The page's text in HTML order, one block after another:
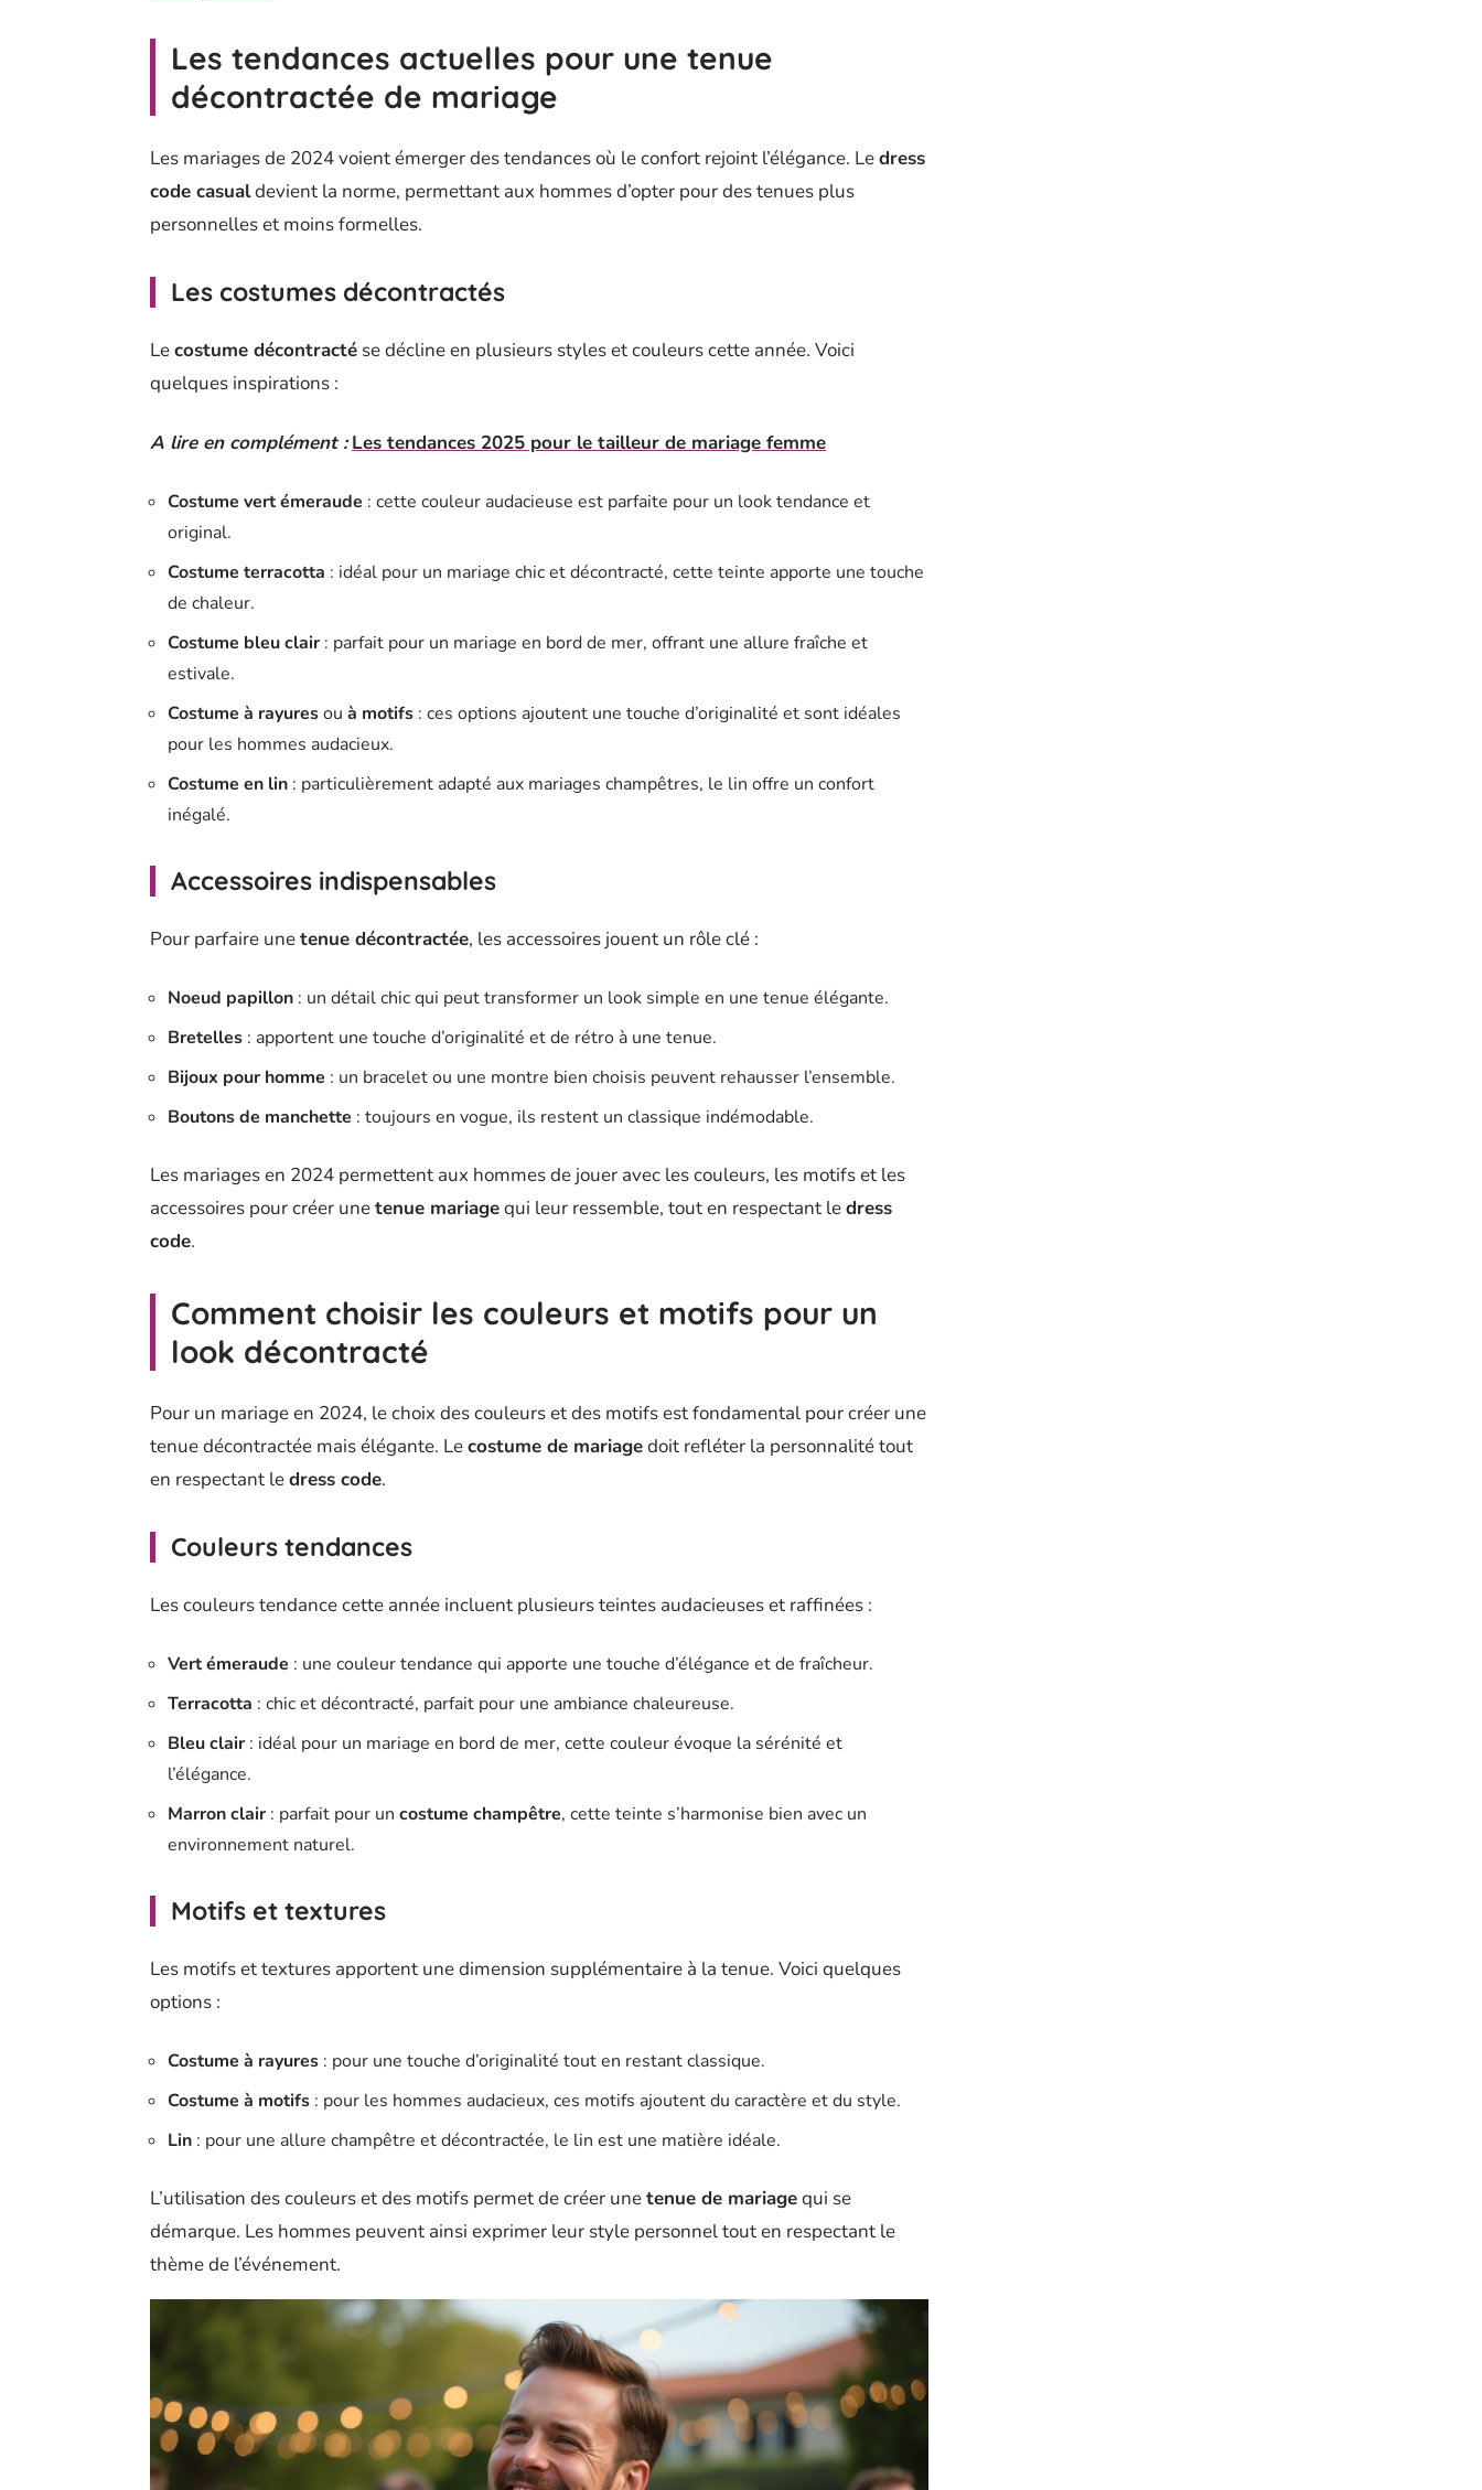
Les tendances actuelles pour une tenue
décontractée de mariage
Les mariages de 2024 voient émerger des tendances où le confort rejoint l’élégance. Ledress
code casualdevient la norme, permettant aux hommes d’opter pour des tenues plus
personnelles et moins formelles.
Les costumes décontractés
Lecostume décontracté se décline en plusieurs styles et couleurs cette année. Voici
quelques inspirations :
A lire en complément : Les tendances 2025 pour le tailleur de mariage femme
Costume vert émeraude : cette couleur audacieuse est parfaite pour un look tendance et
original.
Costume terracotta : idéal pour un mariage chic et décontracté, cette teinte apporte une touche
de chaleur.
Costume bleu clair : parfait pour un mariage en bord de mer, offrant une allure fraîche et
estivale.
Costume à rayuresou à motifs : ces options ajoutent une touche d’originalité et sont idéales
pour les hommes audacieux.
Costume en lin : particulièrement adapté aux mariages champêtres, le lin offre un confort
inégalé.
Accessoires indispensables
Pour parfaire unetenue décontractée, les accessoires jouent un rôle clé :
Noeud papillon : un détail chic qui peut transformer un look simple en une tenue élégante.
Bretelles : apportent une touche d’originalité et de rétro à une tenue.
Bijoux pour homme : un bracelet ou une montre bien choisis peuvent rehausser l’ensemble.
Boutons de manchette : toujours en vogue, ils restent un classique indémodable.
Les mariages en 2024 permettent aux hommes de jouer avec les couleurs, les motifs et les
accessoires pour créer unetenue mariagequi leur ressemble, tout en respectant ledress
code.
Comment choisir les couleurs et motifs pour un
look décontracté
Pour un mariage en 2024, le choix des couleurs et des motifs est fondamental pour créer une
tenue décontractée mais élégante. Lecostume de mariagedoit refléter la personnalité tout
en respectant ledress code.
Couleurs tendances
Les couleurs tendance cette année incluent plusieurs teintes audacieuses et raffinées :
Vert émeraude : une couleur tendance qui apporte une touche d’élégance et de fraîcheur.
Terracotta : chic et décontracté, parfait pour une ambiance chaleureuse.
Bleu clair : idéal pour un mariage en bord de mer, cette couleur évoque la sérénité et
l’élégance.
Marron clair : parfait pour un costume champêtre, cette teinte s’harmonise bien avec un
environnement naturel.
Motifs et textures
Les motifs et textures apportent une dimension supplémentaire à la tenue. Voici quelques
options :
Costume à rayures : pour une touche d’originalité tout en restant classique.
Costume à motifs : pour les hommes audacieux, ces motifs ajoutent du caractère et du style.
Lin : pour une allure champêtre et décontractée, le lin est une matière idéale.
L’utilisation des couleurs et des motifs permet de créer unetenue de mariagequi se
démarque. Les hommes peuvent ainsi exprimer leur style personnel tout en respectant le
thème de l’événement.